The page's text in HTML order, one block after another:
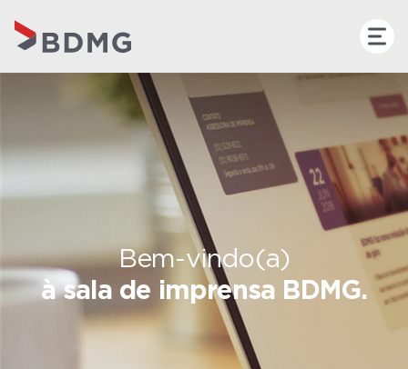
Bem-vindo(a)
à sala de imprensa BDMG.